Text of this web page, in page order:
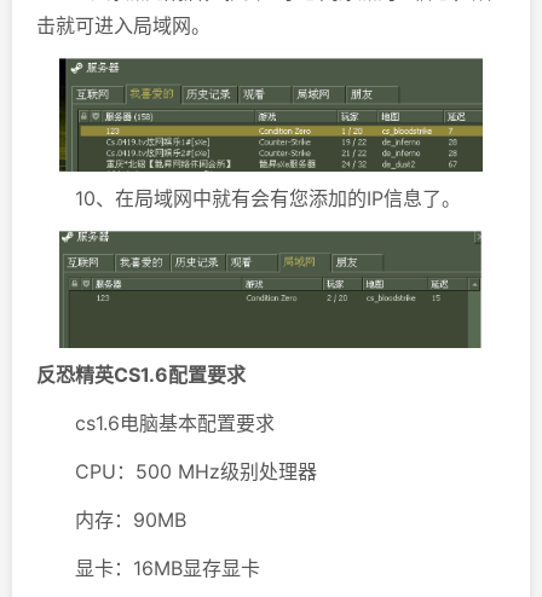
击就可进入局域网。
10、在局域网中就有会有您添加的IP信息了。
反恐精英CS1.6配置要求
cs1.6电脑基本配置要求
CPU：500 MHz级别处理器
内存：90MB
显卡：16MB显存显卡